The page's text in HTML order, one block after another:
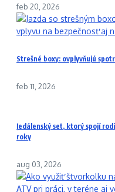
feb 20, 2026
Strešné boxy: ovplyvňujú
feb 11, 2026
Jedálenský set, ktorý spojí
roky
aug 03, 2026